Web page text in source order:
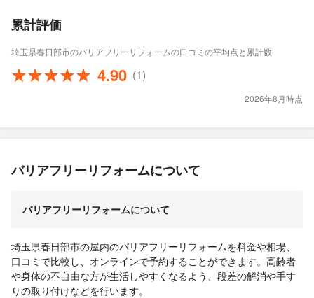
累計評価
埼玉県春日部市のバリアフリーリフォームの口コミの平均点と累計数
4.90 (1)
2026年8月時点
バリアフリーリフォームについて
バリアフリーリフォームについて
埼玉県春日部市の屋内のバリアフリーリフォームを料金や相場、
口コミで比較し、オンラインで予約することができます。高齢者
や身体の不自由な方が生活しやすくなるよう、段差の解消や手す
りの取り付けなどを行います。